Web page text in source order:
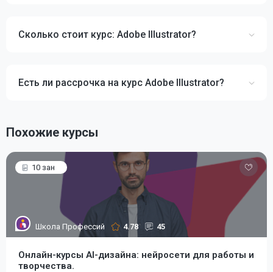
Сколько стоит курс: Adobe Illustrator?
Есть ли рассрочка на курс Adobe Illustrator?
Похожие курсы
10 зан
Школа Профессий 4.78 45
Онлайн-курсы AI-дизайна: нейросети для работы и
творчества.